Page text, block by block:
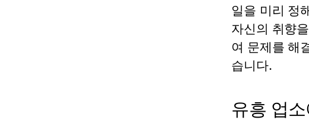
일을 미리 정
자신의 취향
여 문제를 해
습니다.
유흥 업